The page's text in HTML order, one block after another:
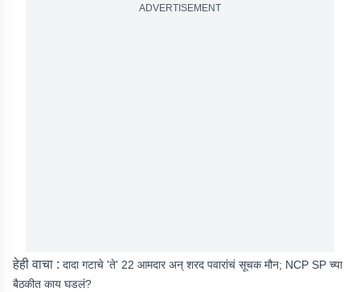
ADVERTISEMENT
हेही वाचा : दादा गटाचे 'ते' 22 आमदार अन् शरद पवारांचं सूचक मौन; NCP SP च्या
बैठकीत काय घडलं?